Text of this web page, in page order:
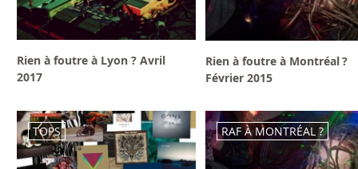
Rien à foutre à Lyon ? Avril
2017
Rien à foutre à Montréal ?
Février 2015
TOPS RAF À MONTRÉAL ?